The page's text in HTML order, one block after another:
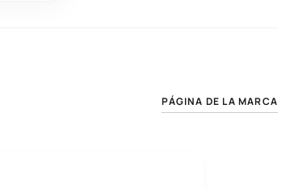
PÁGINA DE LA MARCA